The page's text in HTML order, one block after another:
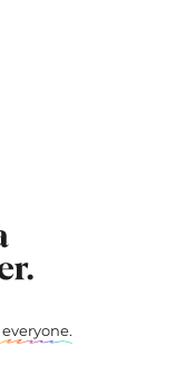
everyone.